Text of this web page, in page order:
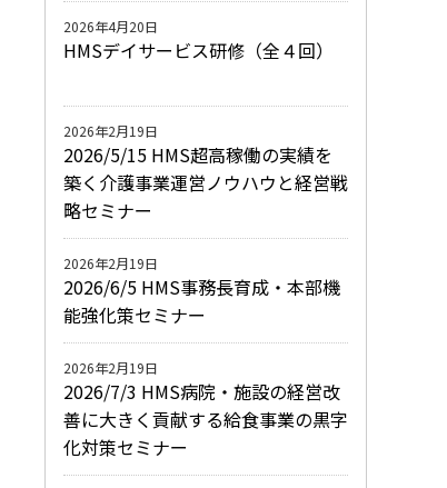
HMSデイサービス研修（全４回）
2026年4月20日
2026/5/15 HMS超高稼働の実績を
築く介護事業運営ノウハウと経営戦
略セミナー
2026年2月19日
2026/6/5 HMS事務長育成・本部機
能強化策セミナー
2026年2月19日
2026/7/3 HMS病院・施設の経営改
善に大きく貢献する給食事業の黒字
化対策セミナー
2026年2月19日